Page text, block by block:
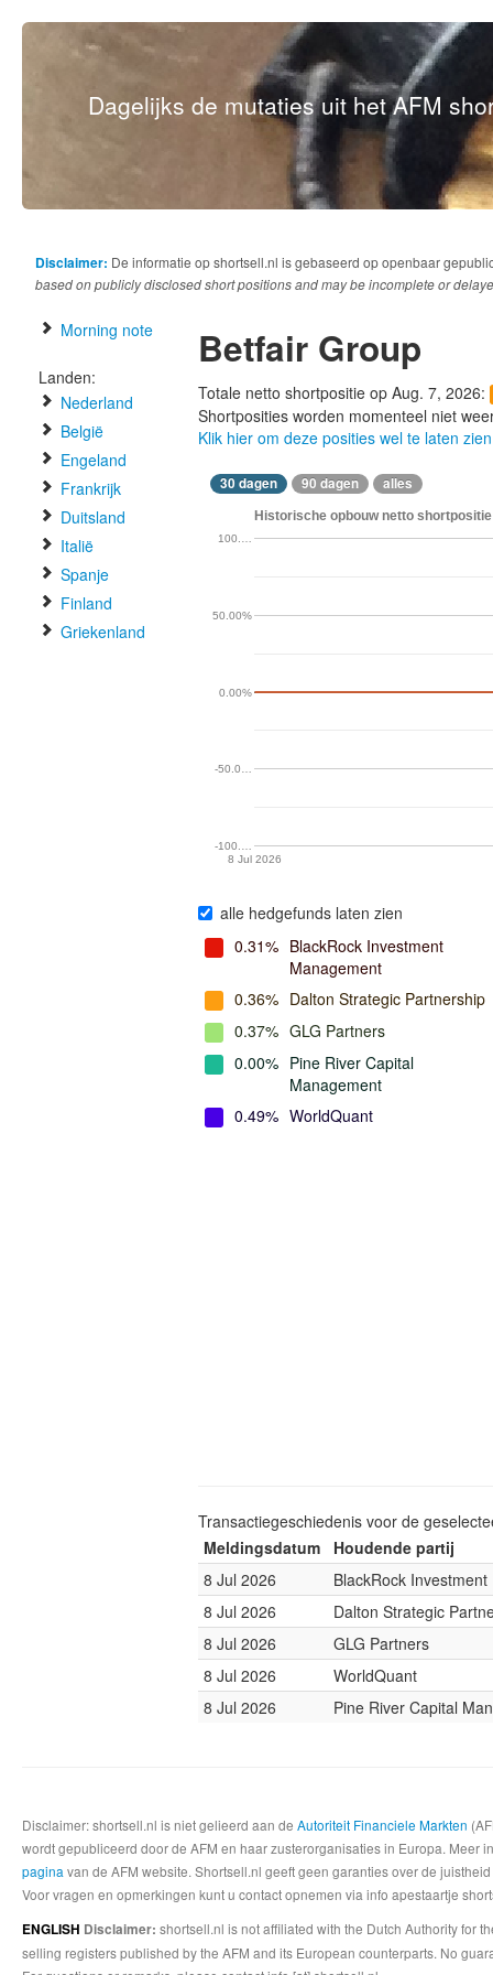
Dagelijks de mutaties uit het AFM
Disclaimer: De informatie op shortsell.nl is gebaseerd op openbaar
based on publicly disclosed short positions and may be incomplete or
Morning note
Landen:
Nederland
België
Engeland
Frankrijk
Duitsland
Italië
Spanje
Finland
Griekenland
Betfair Group
Totale netto shortpositie op Aug. 7, 2026:
Shortposities worden momenteel niet
Klik hier om deze posities wel te laten zien
30 dagen 90 dagen alles
Historische opbouw netto
8 Jul 2026
-100.…
-50.0…
0.00%
50.00%
100.…
alle hedgefunds laten zien
0.31% BlackRock Investment
Management
0.36% Dalton Strategic Partnership
0.37% GLG Partners
0.00% Pine River Capital
Management
0.49% WorldQuant
Transactiegeschiedenis voor de
Meldingsdatum
Houdende partij
8 Jul 2026
BlackRock
8 Jul 2026
Dalton Strategic
8 Jul 2026
GLG Partners
8 Jul 2026
WorldQuant
8 Jul 2026
Pine River Capital
Disclaimer: shortsell.nl is niet gelieerd aan de Autoriteit Financiele Markten
wordt gepubliceerd door de AFM en haar zusterorganisaties in Europa.
pagina van de AFM website. Shortsell.nl geeft geen garanties over de
Voor vragen en opmerkingen kunt u contact opnemen via info apestaartje
ENGLISH Disclaimer: shortsell.nl is not affiliated with the Dutch Authority for
selling registers published by the AFM and its European counterparts. No